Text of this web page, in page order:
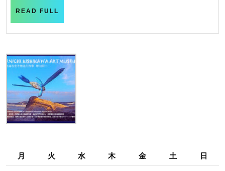
READ FULL
月 火 水 木 金 土 日